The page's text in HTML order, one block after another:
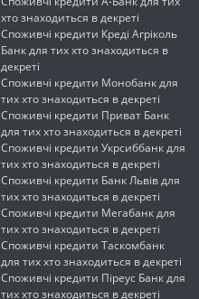
хто знаходиться в декреті
Споживчі кредити Креді Агріколь
Банк для тих хто знаходиться в
декреті
Споживчі кредити Монобанк для
тих хто знаходиться в декреті
Споживчі кредити Приват Банк
для тих хто знаходиться в декреті
Споживчі кредити Укрсиббанк для
тих хто знаходиться в декреті
Споживчі кредити Банк Львів для
тих хто знаходиться в декреті
Споживчі кредити Мегабанк для
тих хто знаходиться в декреті
Споживчі кредити Таскомбанк
для тих хто знаходиться в декреті
Споживчі кредити Піреус Банк для
тих хто знаходиться в декреті